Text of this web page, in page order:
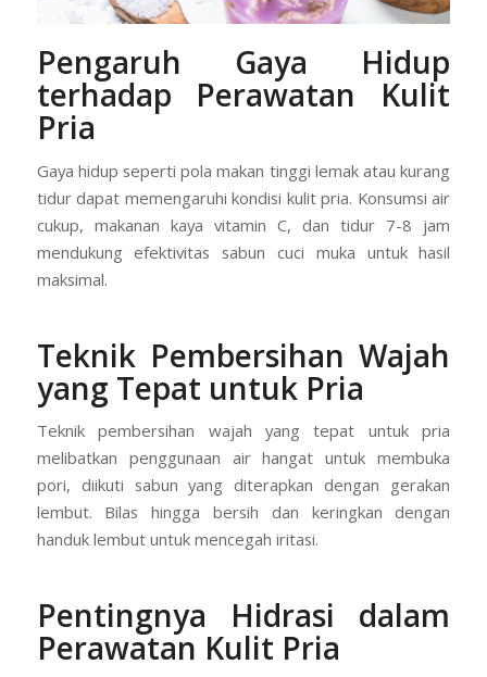
Pengaruh Gaya Hidup
terhadap Perawatan Kulit
Pria
Gaya hidup seperti pola makan tinggi lemak atau kurang
tidur dapat memengaruhi kondisi kulit pria. Konsumsi air
cukup, makanan kaya vitamin C, dan tidur 7-8 jam
mendukung efektivitas sabun cuci muka untuk hasil
maksimal.
Teknik Pembersihan Wajah
yang Tepat untuk Pria
Teknik pembersihan wajah yang tepat untuk pria
melibatkan penggunaan air hangat untuk membuka
pori, diikuti sabun yang diterapkan dengan gerakan
lembut. Bilas hingga bersih dan keringkan dengan
handuk lembut untuk mencegah iritasi.
Pentingnya Hidrasi dalam
Perawatan Kulit Pria